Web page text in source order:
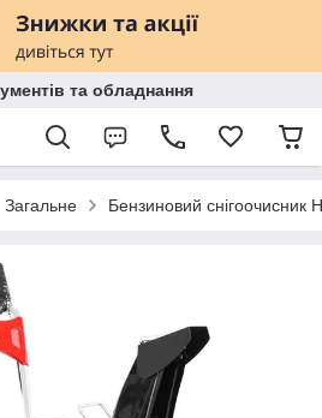
та обладнання
Загальне Бензиновий снігоочисник